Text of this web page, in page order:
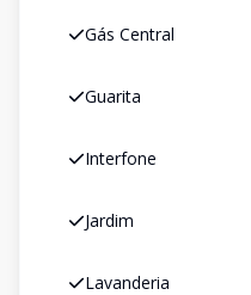
Gás Central
Guarita
Interfone
Jardim
Lavanderia